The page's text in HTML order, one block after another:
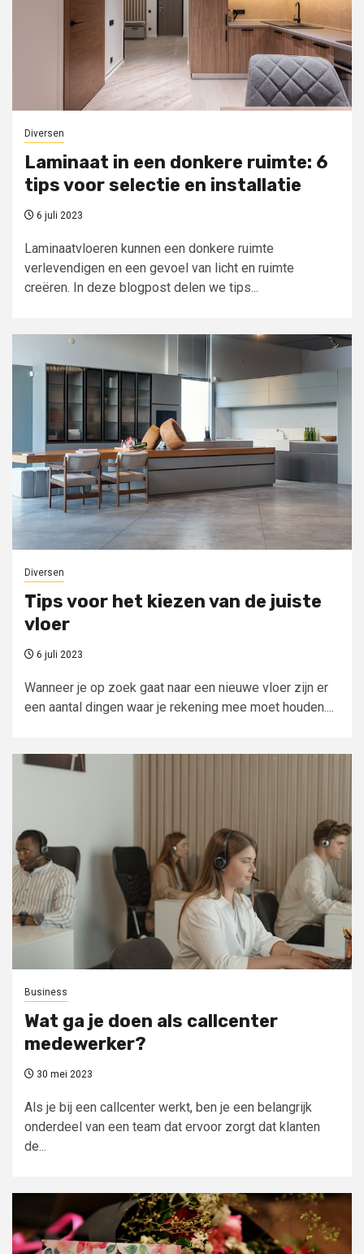
Diversen
Laminaat in een donkere ruimte: 6
tips voor selectie en installatie
6 juli 2023
Laminaatvloeren kunnen een donkere ruimte
verlevendigen en een gevoel van licht en ruimte
creëren. In deze blogpost delen we tips...
Diversen
Tips voor het kiezen van de juiste
vloer
6 juli 2023
Wanneer je op zoek gaat naar een nieuwe vloer zijn er
een aantal dingen waar je rekening mee moet houden....
Business
Wat ga je doen als callcenter
medewerker?
30 mei 2023
Als je bij een callcenter werkt, ben je een belangrijk
onderdeel van een team dat ervoor zorgt dat klanten
de...